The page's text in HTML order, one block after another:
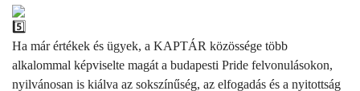
Ha már értékek és ügyek, a KAPTÁR közössége több
alkalommal képviselte magát a budapesti Pride felvonulásokon,
nyilvánosan is kiálva az sokszínűség, az elfogadás és a nyitottság